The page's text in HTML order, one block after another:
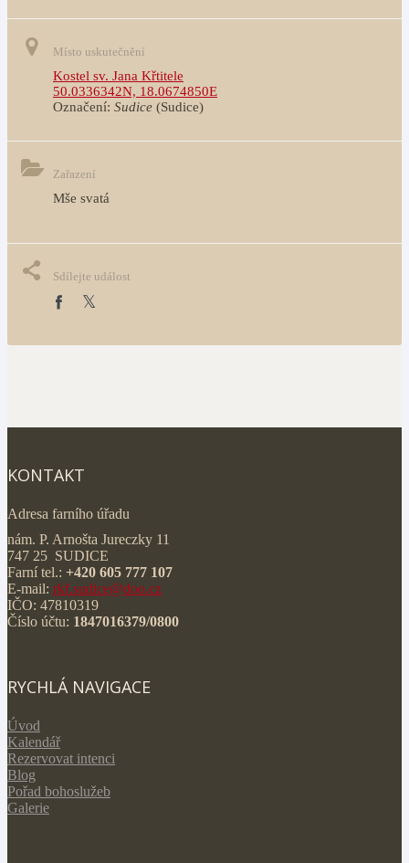
Místo uskutečnění
Kostel sv. Jana Křtitele
50.0336342N, 18.0674850E
Označení: Sudice (Sudice)
Zařazení
Mše svatá
Sdílejte událost
KONTAKT
Adresa farního úřadu
nám. P. Arnošta Jureczky 11
747 25 SUDICE
Farní tel.: +420 605 777 107
E-mail: rkf.sudice@doo.cz
IČO: 47810319
Číslo účtu: 1847016379/0800
RYCHLÁ NAVIGACE
Úvod
Kalendář
Rezervovat intenci
Blog
Pořad bohoslužeb
Galerie